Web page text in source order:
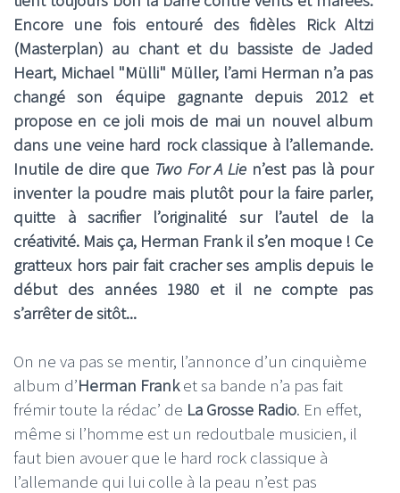
Encore une fois entouré des fidèles Rick Altzi
(Masterplan) au chant et du bassiste de Jaded
Heart, Michael "Mülli" Müller, l’ami Herman n’a pas
changé son équipe gagnante depuis 2012 et
propose en ce joli mois de mai un nouvel album
dans une veine hard rock classique à l’allemande.
Inutile de dire que Two For A Lie n’est pas là pour
inventer la poudre mais plutôt pour la faire parler,
quitte à sacrifier l’originalité sur l’autel de la
créativité. Mais ça, Herman Frank il s’en moque ! Ce
gratteux hors pair fait cracher ses amplis depuis le
début des années 1980 et il ne compte pas
s’arrêter de sitôt...
On ne va pas se mentir, l’annonce d’un cinquième
album d’Herman Franket sa bande n’a pas fait
frémir toute la rédac’ de La Grosse Radio. En effet,
même si l’homme est un redoutbale musicien, il
faut bien avouer que le hard rock classique à
l’allemande qui lui colle à la peau n’est pas